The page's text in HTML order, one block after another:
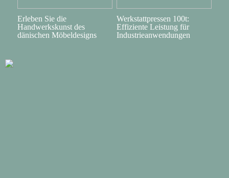
Erleben Sie die
Handwerkskunst des
dänischen Möbeldesigns
Werkstattpressen 100t:
Effiziente Leistung für
Industrieanwendungen